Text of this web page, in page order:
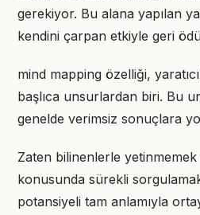
gerekiyor. Bu alana yapılan
kendini çarpan etkiyle geri
mind mapping özelliği,
başlıca unsurlardan biri. Bu
genelde verimsiz sonuçlara
Zaten bilinenlerle yetinmemek
konusunda sürekli
potansiyeli tam anlamıyla